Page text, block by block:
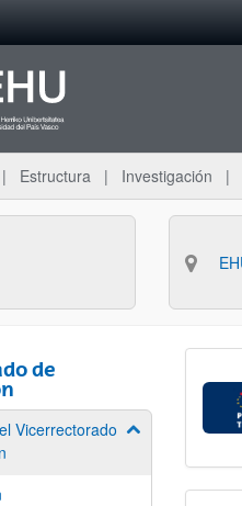
Estructura Investigación
de
Vicerrectorado
Mostrar/ocultar